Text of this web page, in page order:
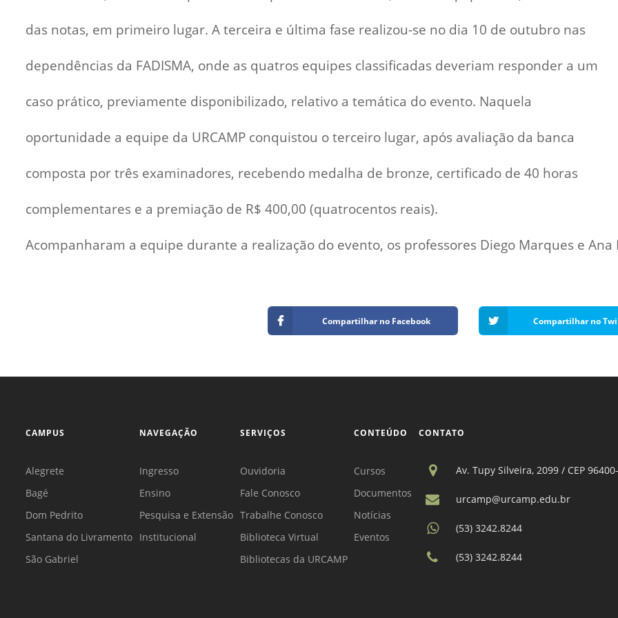
das notas, em primeiro lugar. A terceira e última fase realizou-se no dia 10 de outubro nas
dependências da FADISMA, onde as quatros equipes classificadas deveriam responder a um
caso prático, previamente disponibilizado, relativo a temática do evento. Naquela
oportunidade a equipe da URCAMP conquistou o terceiro lugar, após avaliação da banca
composta por três examinadores, recebendo medalha de bronze, certificado de 40 horas
complementares e a premiação de R$ 400,00 (quatrocentos reais).
Acompanharam a equipe durante a realização do evento, os professores Diego Marques e Ana
Compartilhar no Facebook Compartilhar no
CAMPUS
Alegrete
Bagé
Dom Pedrito
Santana do Livramento
São Gabriel
NAVEGAÇÃO
Ingresso
Ensino
Pesquisa e Extensão
Institucional
SERVIÇOS
Ouvidoria
Fale Conosco
Trabalhe Conosco
Biblioteca Virtual
Bibliotecas da URCAMP
CONTEÚDO
Cursos
Documentos
Notícias
Eventos
CONTATO
Av. Tupy Silveira, 2099 / CEP
urcamp@urcamp.edu.br
(53) 3242.8244
(53) 3242.8244